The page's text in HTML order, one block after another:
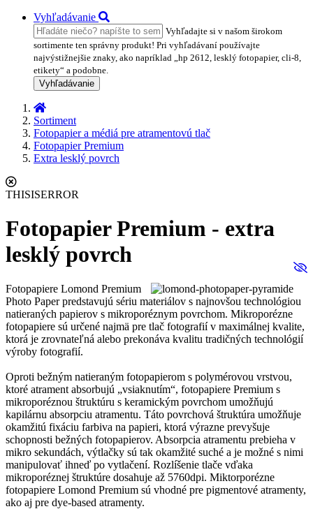
Vyhľadávanie
Vyhľadajte si v našom širokom
sortimente ten správny produkt! Pri vyhľadávaní používajte
najvýstižnejšie znaky, ako napríklad „hp 2612, lesklý fotopapier, cli-8,
etikety“ a podobne.
Vyhľadávanie
Sortiment
Fotopapier a médiá pre atramentovú tlač
Fotopapier Premium
Extra lesklý povrch
THISISERROR
Fotopapier Premium - extra
lesklý povrch
Fotopapiere Lomond Premium
Photo Paper predstavujú sériu materiálov s najnovšou technológiou
natieraných papierov s mikroporéznym povrchom. Mikroporézne
fotopapiere sú určené najmä pre tlač fotografií v maximálnej kvalite,
ktorá je zrovnateľná alebo prekonáva kvalitu tradičných technológií
výroby fotografií.
Oproti bežným natieraným fotopapierom s polymérovou vrstvou,
ktoré atrament absorbujú „vsiaknutím“, fotopapiere Premium s
mikroporéznou štruktúru s keramickým povrchom umožňujú
kapilárnu absorpciu atramentu. Táto povrchová štruktúra umožňuje
okamžitú fixáciu farbiva na papieri, ktorá výrazne prevyšuje
schopnosti bežných fotopapierov. Absorpcia atramentu prebieha v
mikro sekundách, výtlačky sú tak okamžité suché a je možné s nimi
manipulovať ihneď po vytlačení. Rozlíšenie tlače vďaka
mikroporéznej štruktúre dosahuje až 5760dpi. Miktorporézne
fotopapiere Lomond Premium sú vhodné pre pigmentové atramenty,
ako aj pre dye-based atramenty.